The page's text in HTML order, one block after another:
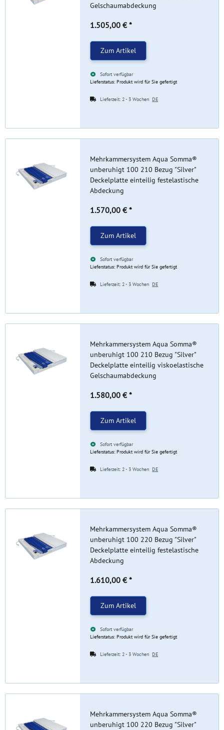
Gelschaumabdeckung
1.505,00 € *
Zum Artikel
Sofort verfügbar
Lieferstatus: Produkt wird für Sie gefertigt
Lieferzeit:2 - 3 WochenDE
Mehrkammersystem Aqua Somma®
unberuhigt 100 210 Bezug "Silver"
Deckelplatte einteilig festelastische
Abdeckung
1.570,00 € *
Zum Artikel
Sofort verfügbar
Lieferstatus: Produkt wird für Sie gefertigt
Lieferzeit:2 - 3 WochenDE
Mehrkammersystem Aqua Somma®
unberuhigt 100 210 Bezug "Silver"
Deckelplatte einteilig viskoelastische
Gelschaumabdeckung
1.580,00 € *
Zum Artikel
Sofort verfügbar
Lieferstatus: Produkt wird für Sie gefertigt
Lieferzeit:2 - 3 WochenDE
Mehrkammersystem Aqua Somma®
unberuhigt 100 220 Bezug "Silver"
Deckelplatte einteilig festelastische
Abdeckung
1.610,00 € *
Zum Artikel
Sofort verfügbar
Lieferstatus: Produkt wird für Sie gefertigt
Lieferzeit:2 - 3 WochenDE
Mehrkammersystem Aqua Somma®
unberuhigt 100 220 Bezug "Silver"